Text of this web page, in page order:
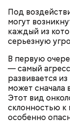
Под
могут
каждый из
серьезную
В первую
— самый
развивается
может сначала
Этот вид
склонностью к
особенно
День «Счастье
Тайным
напомнить
кроется в
можно,
счастливыми
Кабачки,